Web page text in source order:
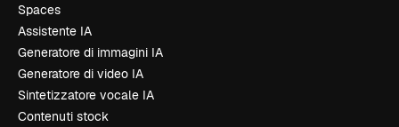
Spaces
Assistente IA
Generatore di immagini IA
Generatore di video IA
Sintetizzatore vocale IA
Contenuti stock